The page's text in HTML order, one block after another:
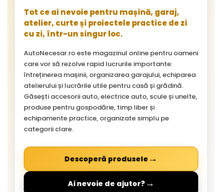
Tot ce ai nevoie pentru mașină, garaj,
atelier, curte și proiectele practice de zi
cu zi, într-un singur loc.
AutoNecesar.ro este magazinul online pentru oameni
care vor să rezolve rapid lucrurile importante:
întreținerea mașinii, organizarea garajului, echiparea
atelierului și lucrările utile pentru casă și grădină.
Găsești accesorii auto, electrice auto, scule și unelte,
produse pentru gospodărie, timp liber și
echipamente practice, organizate simplu pe
categorii clare.
Descoperă produsele →
Ai nevoie de ajutor? →